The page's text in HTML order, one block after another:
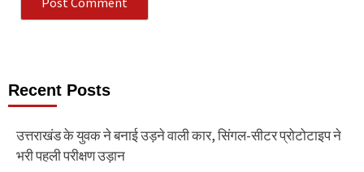
Recent Posts
उत्तराखंड के युवक ने बनाई उड़ने वाली कार, सिंगल-सीटर प्रोटोटाइप ने
भरी पहली परीक्षण उड़ान